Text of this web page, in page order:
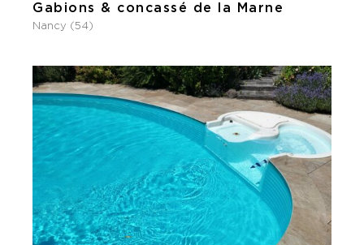
Gabions & concassé de la Marne
Nancy (54)